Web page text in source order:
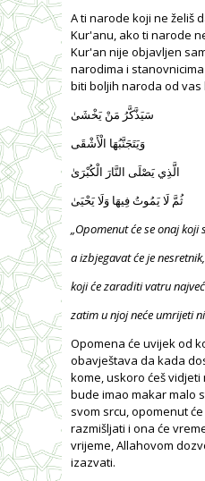
A ti narode koji ne želiš
Kur'anu, ako ti narode
Kur'an nije objavljen
narodima i
biti boljih naroda od vas
سَيَذَّكَّرُ مَنْ يَخْشَىٰ
وَيَتَجَنَّبُهَا الْأَشْقَى
الَّذِي يَصْلَى النَّارَ الْكُبْرَىٰ
ثُمَّ لَا يَمُوتُ فِيهَا وَلَا يَحْيَىٰ
„Opomenut će se onaj koji
a izbjegavat će je nesretnik,
koji će zaraditi vatru
zatim u njoj neće umrijeti
Opomena će uvijek od
obavještava da kada
kome, uskoro ćeš
bude imao makar malo
svom srcu, opomenut
razmišljati i ona će
vrijeme, Allahovom
izazvati.